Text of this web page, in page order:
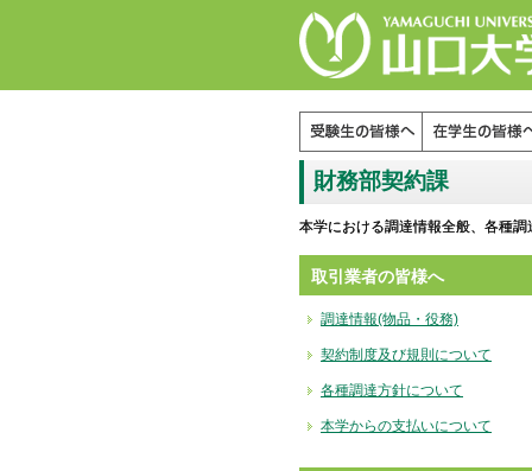
サイドバーへジャンプ
財務部契約課
本学における調達情報全般、各種
取引業者の皆様へ
調達情報(物品・役務)
契約制度及び規則について
各種調達方針について
本学からの支払いについて